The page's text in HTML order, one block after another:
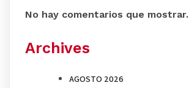
No hay comentarios que mostrar.
Archives
AGOSTO 2026